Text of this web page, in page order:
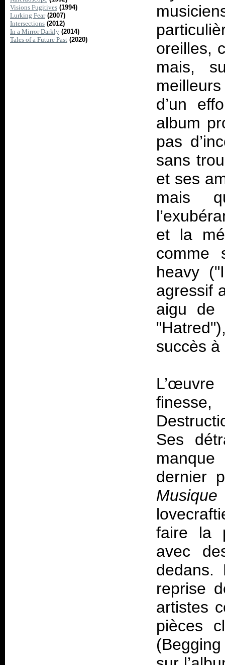
Visions Fugitives (1994)
Lurking Fear (2007)
Intersections (2012)
In a Mirror Darkly (2014)
Tales of a Future Past (2020)
oreilles,
mais,
d’un
album
pas
sans
et ses
mais
et la
comme
heavy
agressif
aigu de
succès à
Ses
manque
dernier
faire la
avec
dedans.
reprise
artistes
pièces